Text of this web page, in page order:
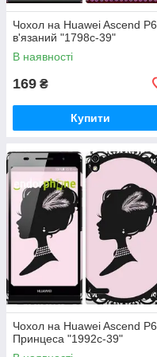
Чохол на Huawei Ascend P6
в'язаний "1798c-39"
В наявності
169 ₴
Купити
Чохол на Huawei Ascend P6
Принцеса "1992c-39"